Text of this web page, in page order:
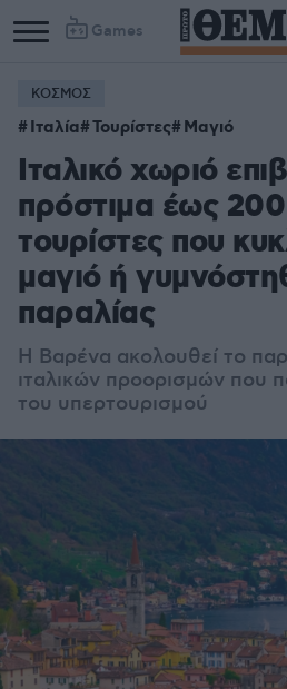
Games
ΚΟΣΜΟΣ
Ιταλία Τουρίστες Μαγιό
Ιταλικό χωριό
πρόστιμα έως
τουρίστες που
μαγιό ή
παραλίας
Η Βαρένα ακολουθεί το
ιταλικών προορισμών που
του υπερτουρισμού